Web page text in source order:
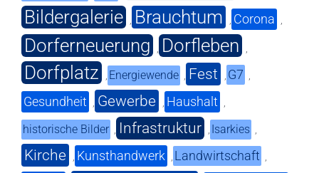
Bildergalerie , Brauchtum , Corona ,
Dorferneuerung , Dorfleben ,
Dorfplatz , Energiewende , Fest , G7 ,
Gesundheit , Gewerbe , Haushalt ,
historische Bilder , Infrastruktur , Isarkies ,
Kirche , Kunsthandwerk , Landwirtschaft ,